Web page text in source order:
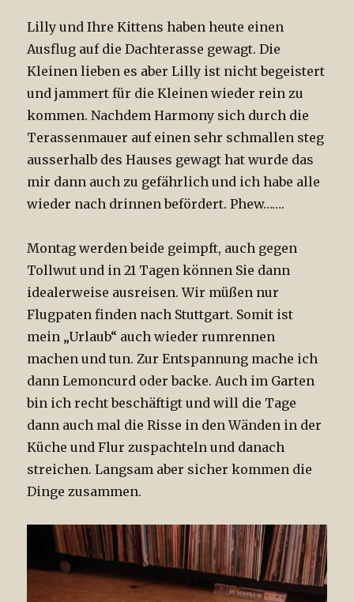
Lilly und Ihre Kittens haben heute einen
Ausflug auf die Dachterasse gewagt. Die
Kleinen lieben es aber Lilly ist nicht begeistert
und jammert für die Kleinen wieder rein zu
kommen. Nachdem Harmony sich durch die
Terassenmauer auf einen sehr schmallen steg
ausserhalb des Hauses gewagt hat wurde das
mir dann auch zu gefährlich und ich habe alle
wieder nach drinnen befördert. Phew…….
Montag werden beide geimpft, auch gegen
Tollwut und in 21 Tagen können Sie dann
idealerweise ausreisen. Wir müßen nur
Flugpaten finden nach Stuttgart. Somit ist
mein „Urlaub“ auch wieder rumrennen
machen und tun. Zur Entspannung mache ich
dann Lemoncurd oder backe. Auch im Garten
bin ich recht beschäftigt und will die Tage
dann auch mal die Risse in den Wänden in der
Küche und Flur zuspachteln und danach
streichen. Langsam aber sicher kommen die
Dinge zusammen.